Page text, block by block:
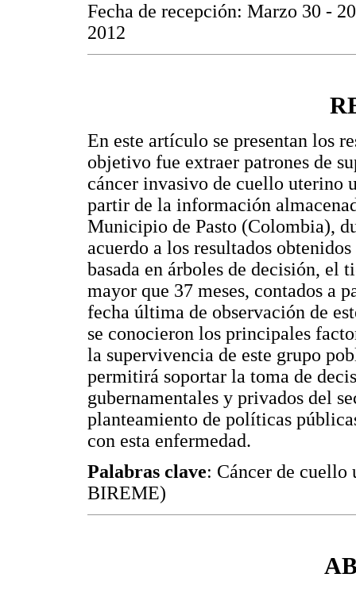
Fecha de recepción: Marzo 30 -
2012
En este artículo se presentan los
objetivo fue extraer patrones de
cáncer invasivo de cuello uterino
partir de la información
Municipio de Pasto (Colombia),
acuerdo a los resultados
basada en árboles de decisión, el
mayor que 37 meses, contados a
fecha última de observación de
se conocieron los principales
la supervivencia de este grupo
permitirá soportar la toma de
gubernamentales y privados del
planteamiento de políticas
con esta enfermedad.
Palabras clave: Cáncer de cuello
BIREME)